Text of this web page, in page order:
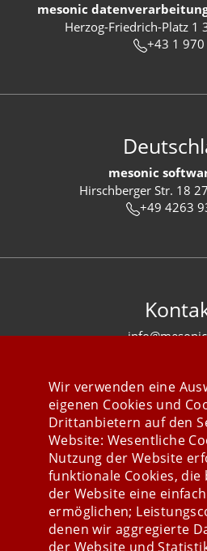
mesonic
Herzog-Friedrich-Platz 1
+43 1
mesonic
Hirschberger Str. 18
+49 4263
Stay
Wir verwenden eine
eigenen Cookies und
Drittanbietern auf den
Website: Wesentliche
Nutzung der Website
funktionale Cookies, die
der Website eine
ermöglichen;
denen wir aggregierte
der Website und